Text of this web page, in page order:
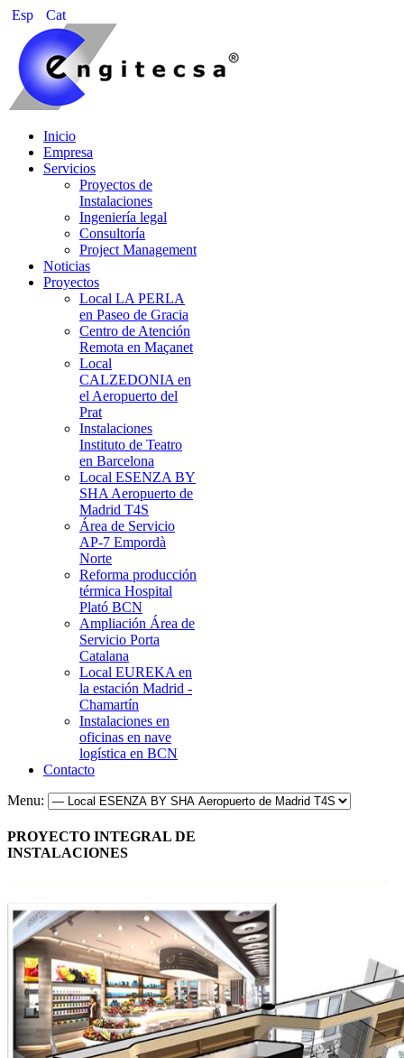
Esp Cat
Inicio
Empresa
Servicios
Proyectos de
Instalaciones
Ingeniería legal
Consultoría
Project Management
Noticias
Proyectos
Local LA PERLA
en Paseo de Gracia
Centro de Atención
Remota en Maçanet
Local
CALZEDONIA en
el Aeropuerto del
Prat
Instalaciones
Instituto de Teatro
en Barcelona
Local ESENZA BY
SHA Aeropuerto de
Madrid T4S
Área de Servicio
AP-7 Empordà
Norte
Reforma producción
térmica Hospital
Plató BCN
Ampliación Área de
Servicio Porta
Catalana
Local EUREKA en
la estación Madrid -
Chamartín
Instalaciones en
oficinas en nave
logística en BCN
Contacto
Menu:
PROYECTO INTEGRAL DE
INSTALACIONES